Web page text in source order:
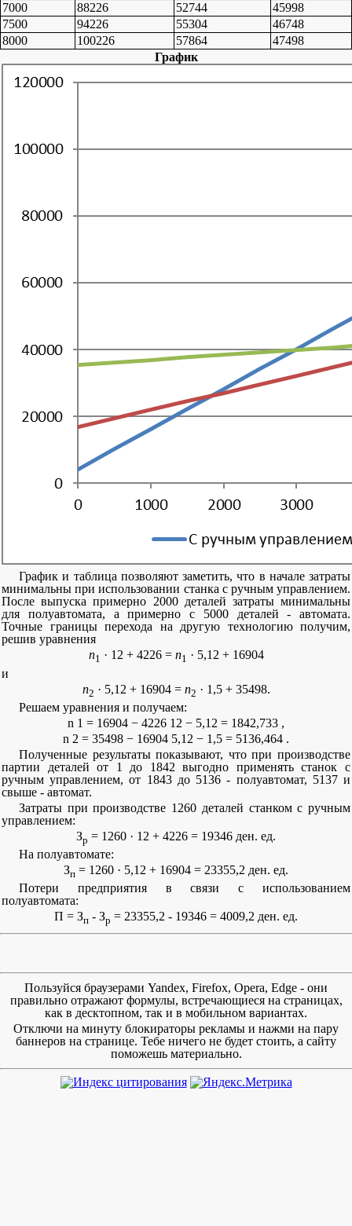
7000
88226 52744
45998
7500
94226 55304
46748
8000
100226 57864
47498
График
График и таблица позволяют заметить, что в начале затраты
минимальны при использовании станка с ручным управлением.
После выпуска примерно 2000 деталей затраты минимальны
для полуавтомата, а примерно с 5000 деталей - автомата.
Точные границы перехода на другую технологию получим,
решив уравнения
n1 · 12 + 4226 = n1 · 5,12 + 16904
и
n2 · 5,12 + 16904 = n2 · 1,5 + 35498.
Решаем уравнения и получаем:
n 1 = 16904 − 4226 12 − 5,12 = 1842,733 ,
n 2 = 35498 − 16904 5,12 − 1,5 = 5136,464 .
Полученные результаты показывают, что при производстве
партии деталей от 1 до 1842 выгодно применять станок с
ручным управлением, от 1843 до 5136 - полуавтомат, 5137 и
свыше - автомат.
Затраты при производстве 1260 деталей станком с ручным
управлением:
Зр = 1260 · 12 + 4226 = 19346 ден. ед.
На полуавтомате:
Зп = 1260 · 5,12 + 16904 = 23355,2 ден. ед.
Потери предприятия в связи с использованием
полуавтомата:
П = Зп - Зр = 23355,2 - 19346 = 4009,2 ден. ед.
Пользуйся браузерами Yandex, Firefox, Opera, Edge - они
правильно отражают формулы, встречающиеся на страницах,
как в десктопном, так и в мобильном вариантах.
Отключи на минуту блокираторы рекламы и нажми на пару
баннеров на странице. Тебе ничего не будет стоить, а сайту
поможешь материально.